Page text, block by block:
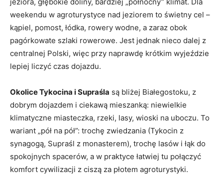
jeziora, głębokie doliny, bardziej „północny” klimat. Dla
weekendu w agroturystyce nad jeziorem to świetny cel –
kąpiel, pomost, łódka, rowery wodne, a zaraz obok
pagórkowate szlaki rowerowe. Jest jednak nieco dalej z
centralnej Polski, więc przy naprawdę krótkim wyjeździe
lepiej liczyć czas dojazdu.
Okolice Tykocina i Supraśla są bliżej Białegostoku, z
dobrym dojazdem i ciekawą mieszanką: niewielkie
klimatyczne miasteczka, rzeki, lasy, wioski na uboczu. To
wariant „pół na pół”: trochę zwiedzania (Tykocin z
synagogą, Supraśl z monasterem), trochę lasów i łąk do
spokojnych spacerów, a w praktyce łatwiej tu połączyć
komfort cywilizacji z ciszą za płotem agroturystyki.